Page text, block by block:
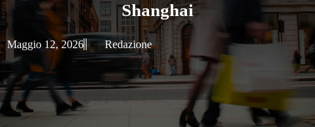
Shanghai
Maggio 12, 2026 Redazione